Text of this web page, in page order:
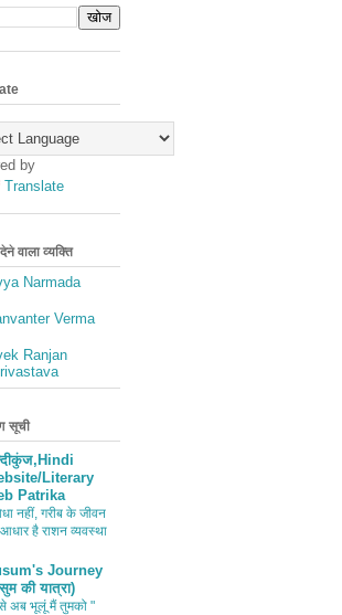
by
Translate
वाला व्यक्ति
Narmada
Verma
Ranjan
सूची
Literary
Patrika
नहीं, गरीब के जीवन
है राशन व्यवस्था
Journey
की यात्रा)
अब भूलूं मैं तुमको "